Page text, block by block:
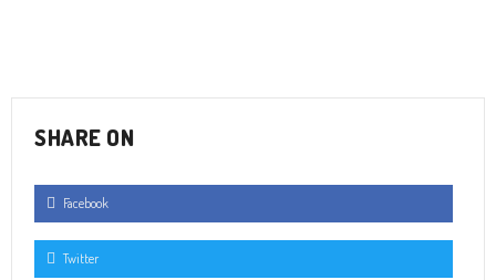
SHARE ON
Facebook
Twitter